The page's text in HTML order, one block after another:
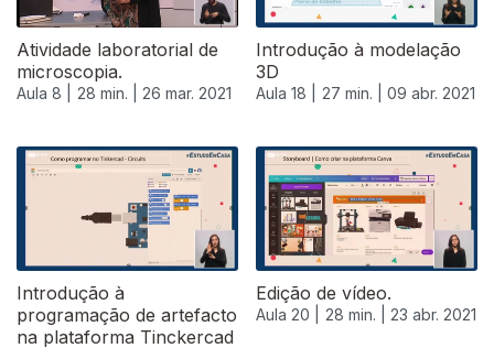
Atividade laboratorial de
microscopia.
Aula 8 | 28 min. | 26 mar. 2021
Introdução à modelação
3D
Aula 18 | 27 min. | 09 abr. 2021
Introdução à
programação de artefacto
na plataforma Tinckercad
Edição de vídeo.
Aula 20 | 28 min. | 23 abr. 2021